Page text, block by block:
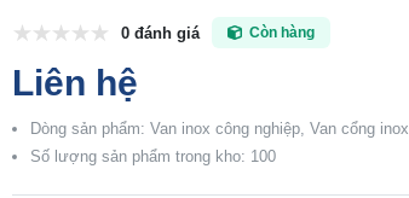
0 đánh giá Còn hàng
Liên hệ
Dòng sản phẩm: Van inox công nghiệp, Van cổng inox
Số lượng sản phẩm trong kho: 100